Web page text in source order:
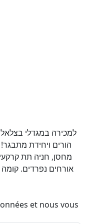
מחסן, חניה תת
et nous vous